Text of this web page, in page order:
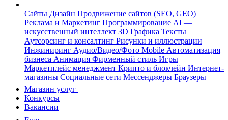
Сайты Дизайн Продвижение сайтов (SEO, GEO)
Реклама и Маркетинг Программирование AI —
искусственный интеллект 3D Графика Тексты
Аутсорсинг и консалтинг Рисунки и иллюстрации
Инжиниринг Аудио/Видео/Фото Mobile Автоматизация
бизнеса Анимация Фирменный стиль Игры
Маркетплейс менеджмент Крипто и блокчейн Интернет-
магазины Социальные сети Мессенджеры Браузеры
Магазин услуг
Конкурсы
Вакансии